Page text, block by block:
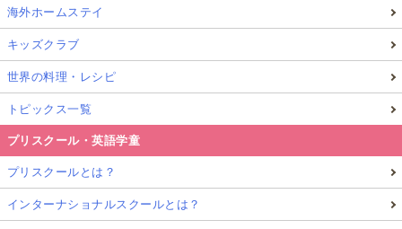
海外ホームステイ
キッズクラブ
世界の料理・レシピ
トピックス一覧
プリスクール・英語学童
プリスクールとは？
インターナショナルスクールとは？